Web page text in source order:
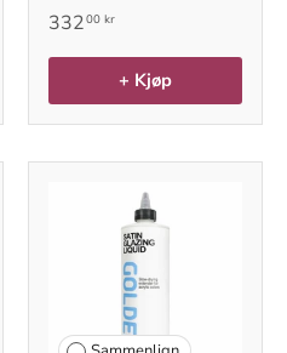
33200 kr
+ Kjøp